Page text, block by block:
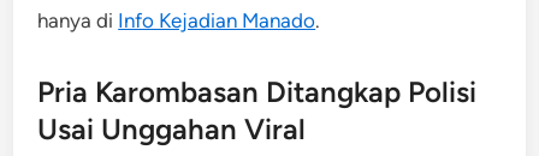
hanya di Info Kejadian Manado.
Pria Karombasan Ditangkap Polisi
Usai Unggahan Viral